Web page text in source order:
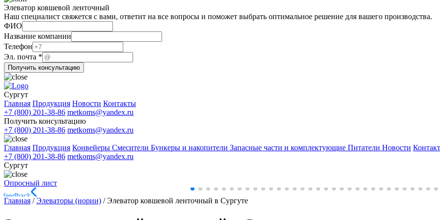
Элеватор ковшевой ленточный
Наш специалист свяжется с вами, ответит на все вопросы и поможет выбрать оптимальное решение для вашего производства.
ФИО
Название компании
Телефон
Название
почта
Эл.
Эл. почта *
Получить консультацию
Сургут
Главная Продукция Новости Контакты
+7 (800) 201-38-86 metkoms@yandex.ru
Получить консультацию
+7 (800) 201-38-86 metkoms@yandex.ru
Главная Продукция Конвейеры Смесители Бункеры и накопители Запасные части и комплектующие Питатели Новости
+7 (800) 201-38-86 metkoms@yandex.ru
Сургут
Опросный лист
Главная /Элеваторы (нории) /Элеватор ковшевой ленточный в Сургуте